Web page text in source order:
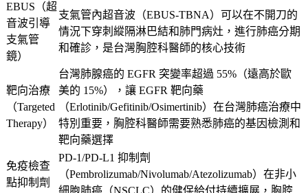
EBUS（超
音波引導
支氣管
鏡）
支氣管內超音波（EBUS-TBNA）可以在不開刀的
情況下穿刺縱隔淋巴結和肺門病灶，進行肺癌分期
和確診，是台灣胸腔科醫師的核心技術
靶向治療
（Targeted
Therapy）
台灣肺腺癌的 EGFR 突變率超過 55%（遠高於歐
美的 15%），讓 EGFR 靶向藥
（Erlotinib/Gefitinib/Osimertinib）在台灣肺癌治療中
特別重要，胸腔科醫師需要熟悉肺癌的基因檢測和
靶向藥選擇
免疫檢查
點抑制劑
PD-1/PD-L1 抑制劑
（Pembrolizumab/Nivolumab/Atezolizumab）在非小
細胞肺癌（NSCLC）的健保給付持續擴展，胸腔